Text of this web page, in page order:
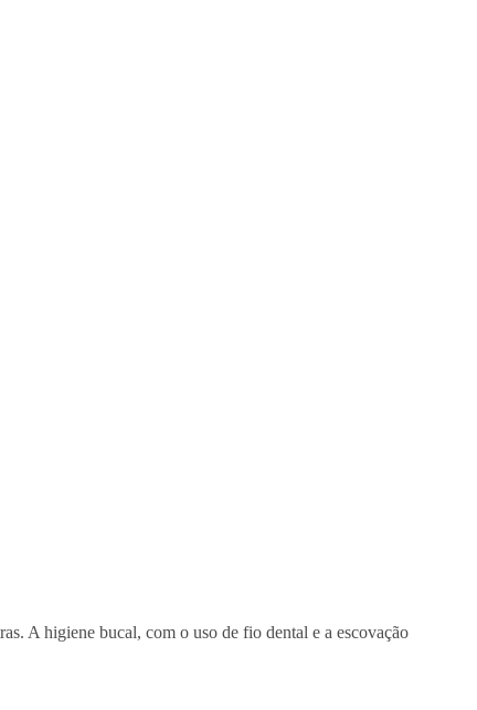
A higiene bucal, com o uso de fio dental e a escovação